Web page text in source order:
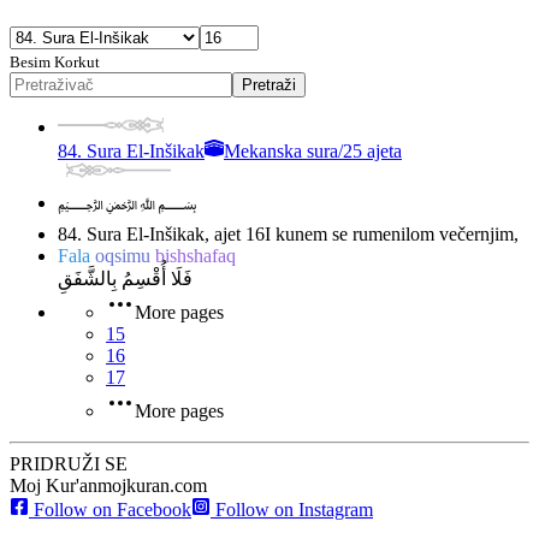
Besim Korkut
Pretraži
84. Sura El-Inšikak Mekanska sura/25 ajeta
﷽
84. Sura El-Inšikak, ajet 16I kunem se rumenilom večernjim,
Fala oqsimu bishshafaq
فَلَا أُقْسِمُ بِالشَّفَقِ
More pages
15
16
17
More pages
PRIDRUŽI SE
Moj Kur'anmojkuran.com
Follow on Facebook
Follow on Instagram